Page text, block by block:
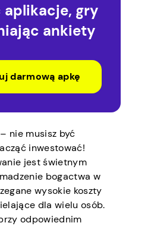
gry
ankiety
darmową apkę
nie musisz być
inwestować!
jest świetnym
bogactwa w
wysokie koszty
dla wielu osób.
odpowiednim